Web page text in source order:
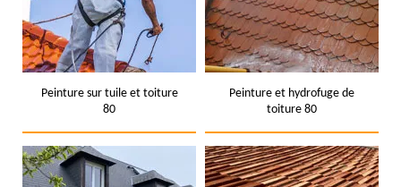
Peinture sur tuile et toiture
80
Peinture et hydrofuge de
toiture 80